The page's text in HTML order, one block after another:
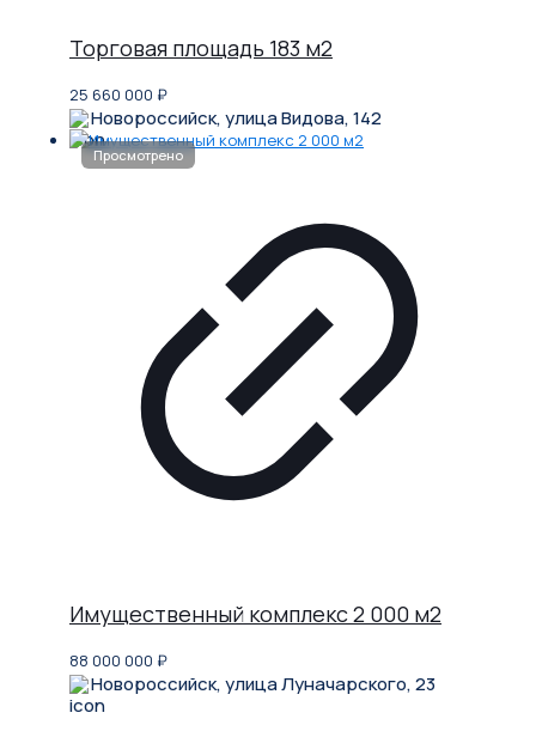
Торговая площадь 183 м2
25 660 000 ₽
Новороссийск, улица Видова, 142
Имущественный комплекс 2 000 м2
88 000 000 ₽
Новороссийск, улица Луначарского, 23